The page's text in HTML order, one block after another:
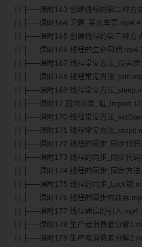
| | ├──课时163 创建线程的第二种方
| | ├──课时164 习题_买火车票.mp4
| | ├──课时165 创建线程的第三种方
| | ├──课时166 线程的生命周期.mp4
| | ├──课时167 线程常见方法_设置
| | ├──课时168 线程常见方法
| | ├──课时169 线程常见方法
| | ├──课时17 面向对象_包
| | ├──课时170 线程常见方法
| | ├──课时171 线程常见方法
| | ├──课时172 线程的同步_同步代
| | ├──课时173 线程的同步_同步代
| | ├──课时174 线程的同步_同步方
| | ├──课时175 线程的同步_Lock锁
| | ├──课时176 线程的同步的缺点
| | ├──课时177 线程通信的引入.mp4
| | ├──课时178 生产者消费者分解
| | ├──课时179 生产者消费者分解